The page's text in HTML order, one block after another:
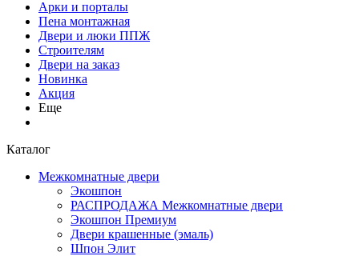
Арки и порталы
Пена монтажная
Двери и люки ППЖ
Строителям
Двери на заказ
Новинка
Акция
Еще
Каталог
Межкомнатные двери
Экошпон
РАСПРОДАЖА Межкомнатные двери
Экошпон Премиум
Двери крашенные (эмаль)
Шпон Элит